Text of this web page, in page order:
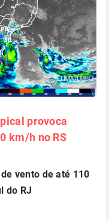
provoca
km/h no RS
vento de até 110
do RJ